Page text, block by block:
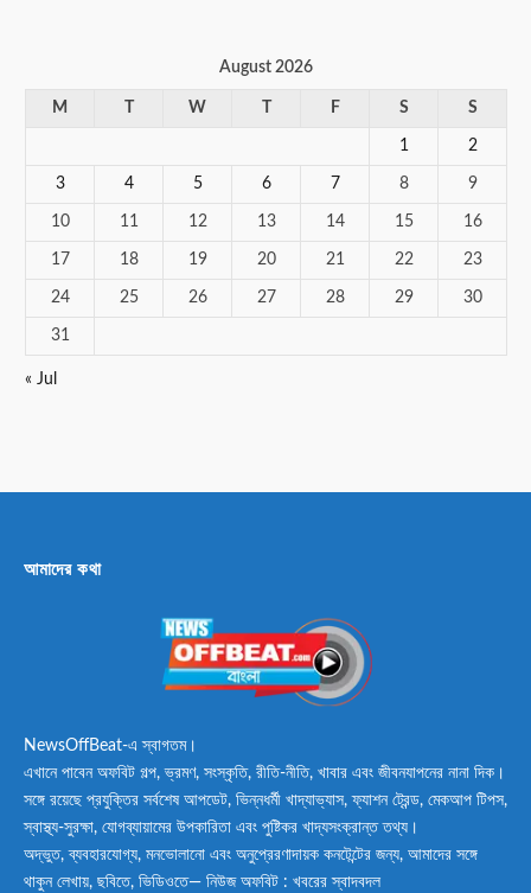
August 2026
M T W T F S S
1 2
3 4 5 6 7 8 9
10 11 12 13 14 15 16
17 18 19 20 21 22 23
24 25 26 27 28 29 30
31
« Jul
আমাদের কথা
NewsOffBeat-এ স্বাগতম।
এখানে পাবেন অফবিট গল্প, ভ্রমণ, সংস্কৃতি, রীতি-নীতি, খাবার এবং জীবনযাপনের নানা দিক।
সঙ্গে রয়েছে প্রযুক্তির সর্বশেষ আপডেট, ভিন্নধর্মী খাদ্যাভ্যাস, ফ্যাশন ট্রেন্ড, মেকআপ টিপস,
স্বাস্থ্য-সুরক্ষা, যোগব্যায়ামের উপকারিতা এবং পুষ্টিকর খাদ্যসংক্রান্ত তথ্য।
অদ্ভুত, ব্যবহারযোগ্য, মনভোলানো এবং অনুপ্রেরণাদায়ক কনটেন্টের জন্য, আমাদের সঙ্গে
থাকুন লেখায়, ছবিতে, ভিডিওতে— নিউজ অফবিট : খবরের স্বাদবদল